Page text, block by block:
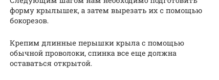
форму крылышек, а затем вырезать их с помощью
бокорезов.
Крепим длинные перышки крыла с помощью
обычной проволоки, спинка все еще должна
оставаться открытой.